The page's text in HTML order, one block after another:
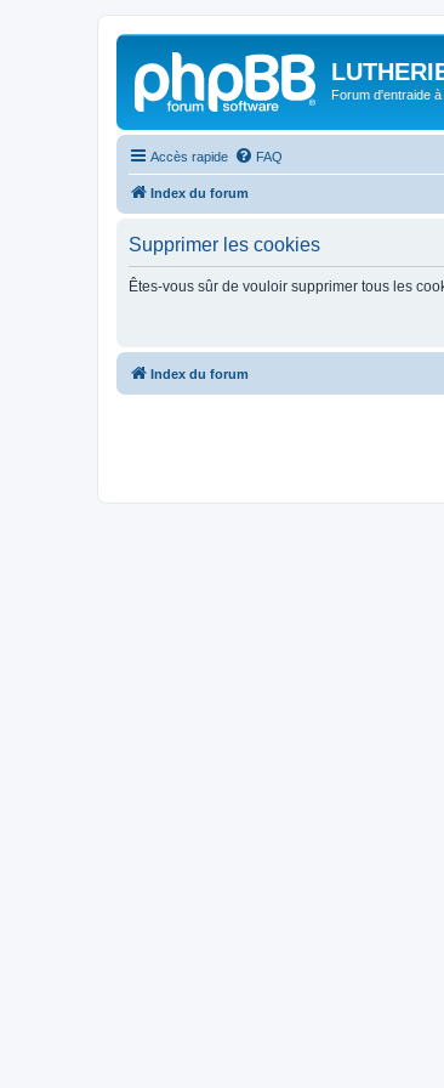
Forum d'entraide
Accès rapide FAQ
Index du forum
Supprimer les cookies
Êtes-vous sûr de vouloir supprimer tous les
Index du forum